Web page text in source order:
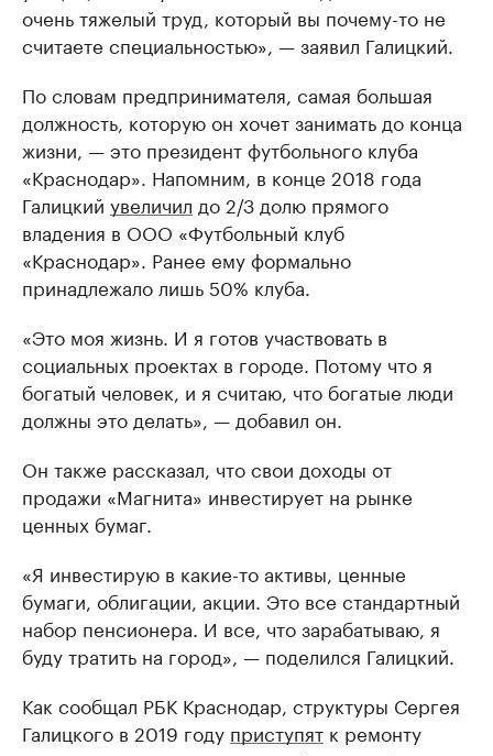
очень тяжелый труд, который вы почему-то не
считаете специальностью», — заявил Галицкий.
По словам предпринимателя, самая большая
должность, которую он хочет занимать до конца
жизни, — это президент футбольного клуба
«Краснодар». Напомним, в конце 2018 года
Галицкий увеличил до 2/3 долю прямого
владения в ООО «Футбольный клуб
«Краснодар». Ранее ему формально
принадлежало лишь 50% клуба.
«Это моя жизнь. И я готов участвовать в
социальных проектах в городе. Потому что я
богатый человек, и я считаю, что богатые люди
должны это делать», — добавил он.
Он также рассказал, что свои доходы от
продажи «Магнита» инвестирует на рынке
ценных бумаг.
«Я инвестирую в какие-то активы, ценные
бумаги, облигации, акции. Это все стандартный
набор пенсионера. И все, что зарабатываю, я
буду тратить на город», — поделился Галицкий.
Как сообщал РБК Краснодар, структуры Сергея
Галицкого в 2019 году приступят к ремонту